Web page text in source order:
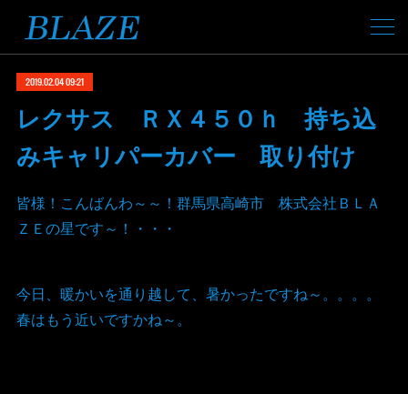
2019.02.04 09:21
レクサス ＲＸ４５０ｈ 持ち込
みキャリパーカバー 取り付け
皆様！こんばんわ～～！群馬県高崎市 株式会社ＢＬＡ
ＺＥの星です～！・・・
今日、暖かいを通り越して、暑かったですね～。。。。
春はもう近いですかね～。